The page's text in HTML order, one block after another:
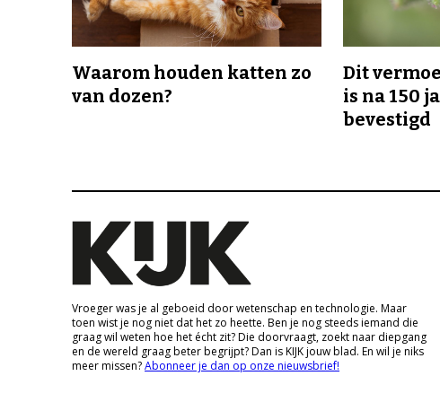
Waarom houden katten zo
van dozen?
Dit
is na 150
bevestigd
Vroeger was je al geboeid door wetenschap en technologie. Maar
toen wist je nog niet dat het zo heette. Ben je nog steeds iemand die
graag wil weten hoe het écht zit? Die doorvraagt, zoekt naar diepgang
en de wereld graag beter begrijpt? Dan is KIJK jouw blad. En wil je niks
meer missen?Abonneer je dan op onze nieuwsbrief!